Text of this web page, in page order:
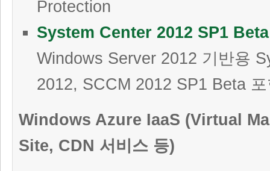
Protection
System Center 2012 SP1 Beta
Windows Server 2012 기반용
2012, SCCM 2012 SP1 Beta
Windows Azure IaaS (Virtual
Site, CDN 서비스 등)